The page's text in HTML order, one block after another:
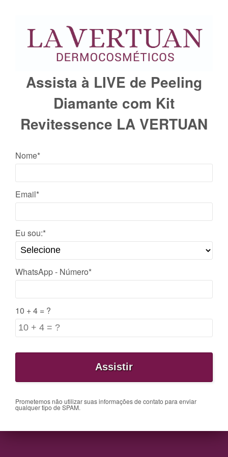
Assista à LIVE de Peeling
Diamante com Kit
Revitessence LA VERTUAN
Nome*
Email*
Eu sou:*
WhatsApp - Número*
10 + 4 = ?
Prometemos não utilizar suas informações de contato para enviar
qualquer tipo de SPAM.